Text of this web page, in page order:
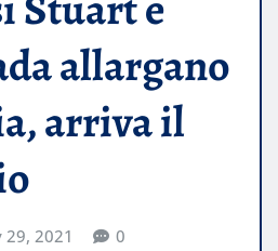
allargano
arriva il
29, 2021 0